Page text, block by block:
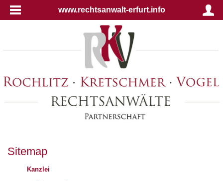
www.rechtsanwalt-erfurt.info
Sitemap
Kanzlei